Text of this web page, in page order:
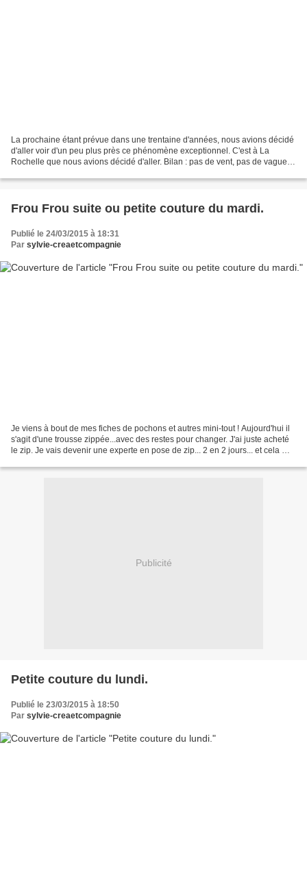
La prochaine étant prévue dans une trentaine d'années, nous avions décidé
d'aller voir d'un peu plus près ce phénomène exceptionnel. C'est à La
Rochelle que nous avions décidé d'aller. Bilan : pas de vent, pas de vagues,
Frou Frou suite ou petite couture du mardi.
Publié le 24/03/2015 à 18:31
Par sylvie-creaetcompagnie
Je viens à bout de mes fiches de pochons et autres mini-tout ! Aujourd'hui il
s'agit d'une trousse zippée...avec des restes pour changer. J'ai juste acheté
le zip. Je vais devenir une experte en pose de zip... 2 en 2 jours... et cela m'a
Publicité
Petite couture du lundi.
Publié le 23/03/2015 à 18:50
Par sylvie-creaetcompagnie